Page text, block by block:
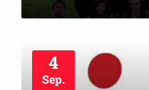
4
Sep.